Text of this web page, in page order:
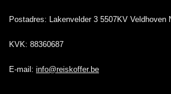
Postadres: Lakenvelder 3 5507KV Veldhoven
KVK: 88360687
E-mail: info@reiskoffer.be